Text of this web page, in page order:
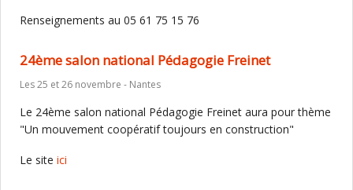
Renseignements au 05 61 75 15 76
24ème salon national Pédagogie Freinet
Les 25 et 26 novembre - Nantes
Le 24ème salon national Pédagogie Freinet aura pour thème
"Un mouvement coopératif toujours en construction"
Le site ici